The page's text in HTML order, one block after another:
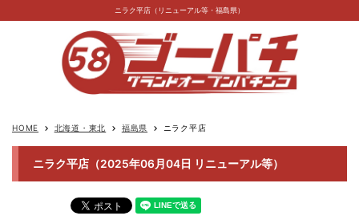
ニラク平店（リニューアル等・福島県）
HOME keyboard_arrow_right 北海道・東北 keyboard_arrow_right 福島県 keyboard_arrow_right ニラク平店
ニラク平店（2025年06月04日 リニューアル等）